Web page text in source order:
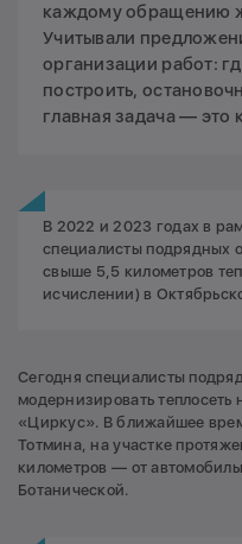
каждому обращению
Учитывали
организации работ:
построить,
главная задача —
В 2022 и 2023 годах в
специалисты подрядных
свыше 5,5 километров
исчислении) в
Сегодня специалисты
модернизировать
«Циркус». В ближайшее
Тотмина, на участке
километров — от
Ботанической.